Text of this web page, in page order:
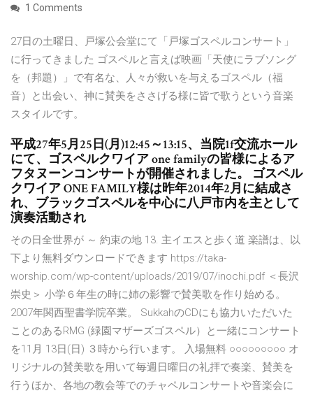
1 Comments
27日の土曜日、戸塚公会堂にて「戸塚ゴスペルコンサート」
に行ってきました ゴスペルと言えば映画「天使にラブソング
を（邦題）」で有名な、人々が救いを与えるゴスペル（福
音）と出会い、神に賛美をささげる様に皆で歌うという音楽
スタイルです。
平成27年5月25日(月)12:45～13:15、当院1f交流ホール
にて、ゴスペルクワイア one familyの皆様によるア
フタヌーンコンサートが開催されました。 ゴスペル
クワイア ONE FAMILY様は昨年2014年2月に結成さ
れ、ブラックゴスペルを中心に八戸市内を主として
演奏活動され
その日全世界が ～ 約束の地 13. 主イエスと歩く道 楽譜は、以
下より無料ダウンロードできます https://taka-
worship.com/wp-content/uploads/2019/07/inochi.pdf ＜長沢
崇史＞ 小学６年生の時に姉の影響で賛美歌を作り始める。
2007年関西聖書学院卒業。 SukkahのCDにも協力いただいた
ことのあるRMG (緑園マザーズゴスペル）と一緒にコンサート
を11月 13日(日) ３時から行います。 入場無料 ○○○○○○○○○ オ
リジナルの賛美歌を用いて毎週日曜日の礼拝で奏楽、賛美を
行うほか、各地の教会等でのチャペルコンサートや音楽会に